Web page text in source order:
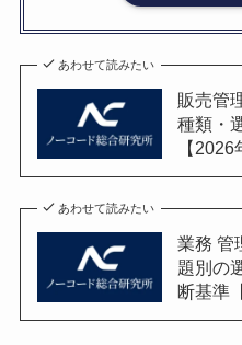
あわせて読みたい
販売管
種類・
【2026
あわせて読みたい
業務 管
題別の
断基準